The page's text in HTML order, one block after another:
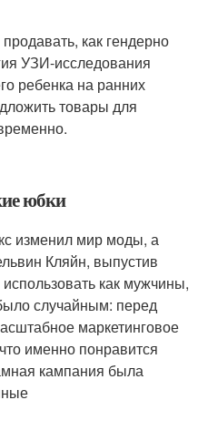
как гендерно
УЗИ-исследования
ребенка на ранних
товары для
юбки
изменил мир моды, а
Кляйн, выпустив
как мужчины,
случайным: перед
маркетинговое
именно понравится
кампания была